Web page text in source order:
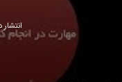
انتشار